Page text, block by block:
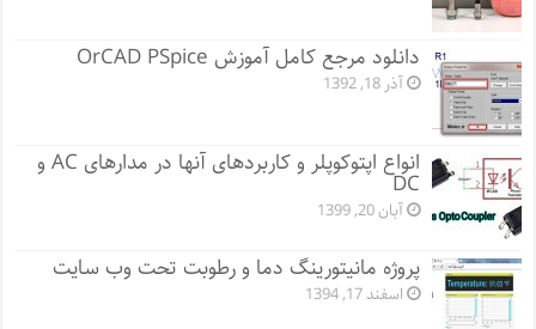
دانلود مرجع کامل آموزش OrCAD PSpice
آذر 18, 1392
انواع اپتوکوپلر و کاربردهای آنها در مدارهای AC و
DC
آبان 20, 1399
پروژه مانيتورينگ دما و رطوبت تحت وب سایت
اسفند 17, 1394